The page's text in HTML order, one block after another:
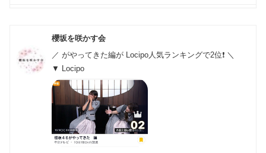
櫻坂を咲かす会
／ がやってきた編が Locipo人気ランキングで2位❗️ ＼
▼ Locipo